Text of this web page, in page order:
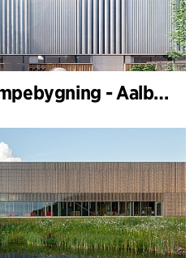
Sjøvannsvarmepumpebygning - Aalborg Forsyning